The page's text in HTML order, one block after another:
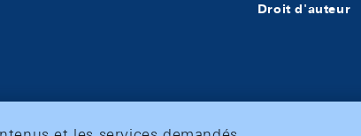
Droit d'auteur